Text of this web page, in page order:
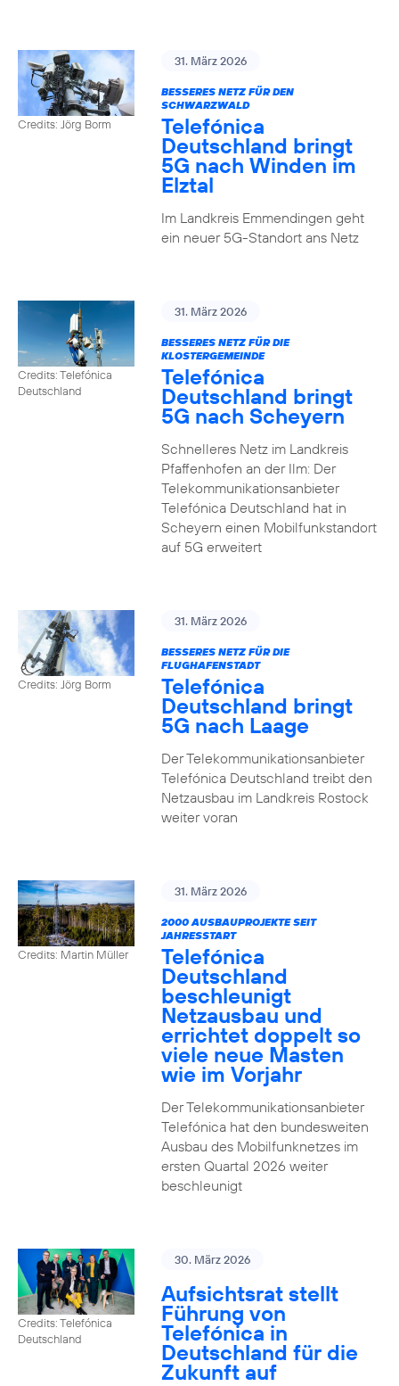
Credits: Jörg Borm
31. März 2026
BESSERES NETZ FÜR DEN
SCHWARZWALD
Telefónica
Deutschland bringt
5G nach Winden im
Elztal
Im Landkreis Emmendingen geht
ein neuer 5G-Standort ans Netz
Credits: Telefónica
Deutschland
31. März 2026
BESSERES NETZ FÜR DIE
KLOSTERGEMEINDE
Telefónica
Deutschland bringt
5G nach Scheyern
Schnelleres Netz im Landkreis
Pfaffenhofen an der Ilm: Der
Telekommunikationsanbieter
Telefónica Deutschland hat in
Scheyern einen Mobilfunkstandort
auf 5G erweitert
Credits: Jörg Borm
31. März 2026
BESSERES NETZ FÜR DIE
FLUGHAFENSTADT
Telefónica
Deutschland bringt
5G nach Laage
Der Telekommunikationsanbieter
Telefónica Deutschland treibt den
Netzausbau im Landkreis Rostock
weiter voran
Credits: Martin Müller
31. März 2026
2000 AUSBAUPROJEKTE SEIT
JAHRESSTART
Telefónica
Deutschland
beschleunigt
Netzausbau und
errichtet doppelt so
viele neue Masten
wie im Vorjahr
Der Telekommunikationsanbieter
Telefónica hat den bundesweiten
Ausbau des Mobilfunknetzes im
ersten Quartal 2026 weiter
beschleunigt
Credits: Telefónica
Deutschland
30. März 2026
Aufsichtsrat stellt
Führung von
Telefónica in
Deutschland für die
Zukunft auf